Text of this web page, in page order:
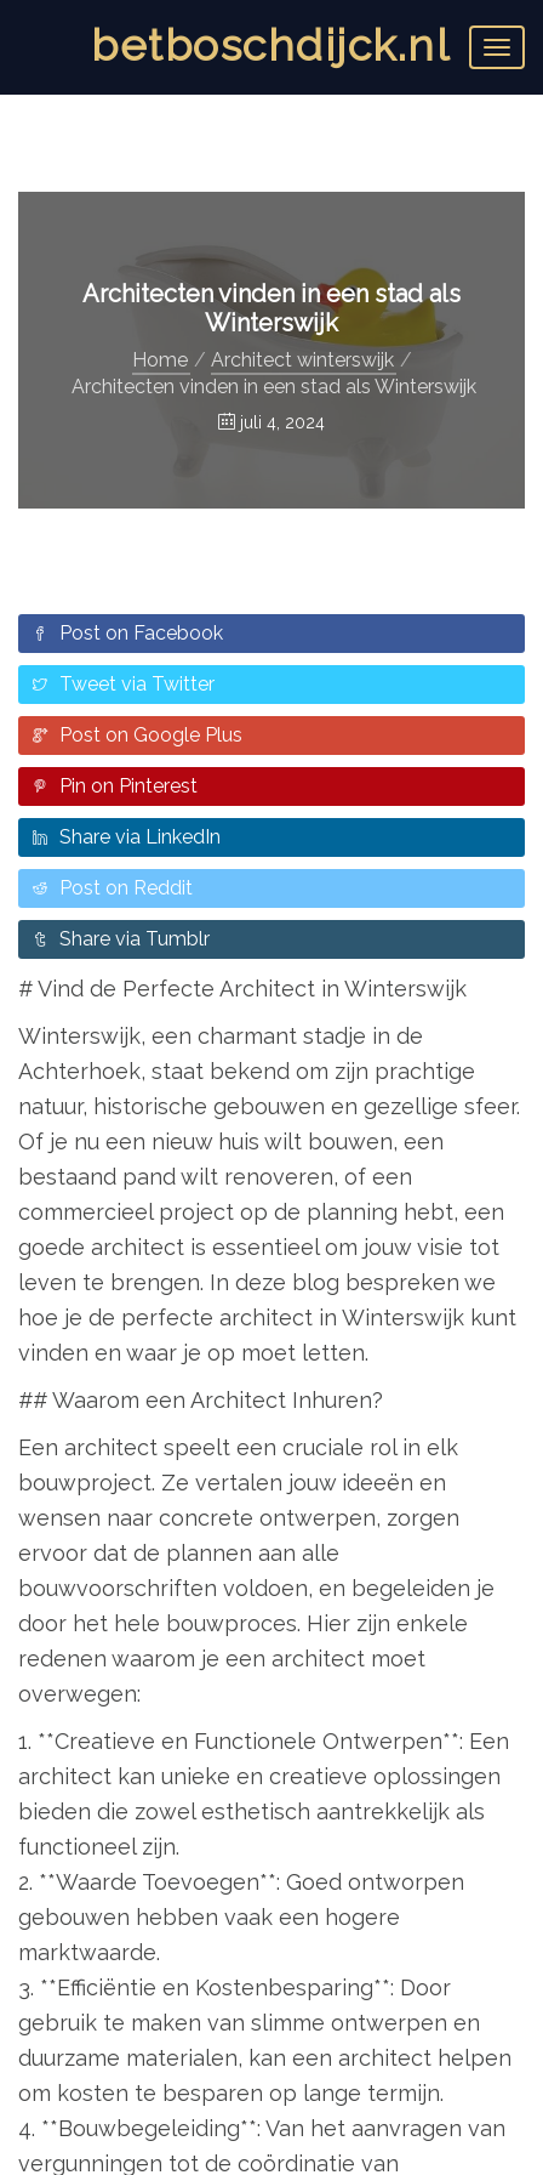
T
o
g
n
betboschdijck.nl
Architecten vinden in een stad als
Winterswijk
Home
Architect winterswijk
Architecten vinden in een stad als Winterswijk
juli 4, 2024
Post on Facebook
Tweet via Twitter
Post on Google Plus
Pin on Pinterest
Share via LinkedIn
Post on Reddit
Share via Tumblr
# Vind de Perfecte Architect in Winterswijk
Winterswijk, een charmant stadje in de
Achterhoek, staat bekend om zijn prachtige
natuur, historische gebouwen en gezellige sfeer.
Of je nu een nieuw huis wilt bouwen, een
bestaand pand wilt renoveren, of een
commercieel project op de planning hebt, een
goede architect is essentieel om jouw visie tot
leven te brengen. In deze blog bespreken we
hoe je de perfecte architect in Winterswijk kunt
vinden en waar je op moet letten.
## Waarom een Architect Inhuren?
Een architect speelt een cruciale rol in elk
bouwproject. Ze vertalen jouw ideeën en
wensen naar concrete ontwerpen, zorgen
ervoor dat de plannen aan alle
bouwvoorschriften voldoen, en begeleiden je
door het hele bouwproces. Hier zijn enkele
redenen waarom je een architect moet
overwegen:
1. **Creatieve en Functionele Ontwerpen**: Een
architect kan unieke en creatieve oplossingen
bieden die zowel esthetisch aantrekkelijk als
functioneel zijn.
2. **Waarde Toevoegen**: Goed ontworpen
gebouwen hebben vaak een hogere
marktwaarde.
3. **Efficiëntie en Kostenbesparing**: Door
gebruik te maken van slimme ontwerpen en
duurzame materialen, kan een architect helpen
om kosten te besparen op lange termijn.
4. **Bouwbegeleiding**: Van het aanvragen van
vergunningen tot de coördinatie van